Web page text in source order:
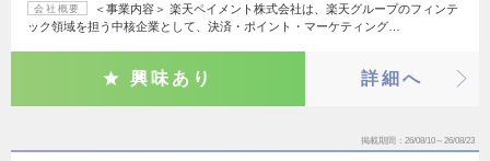
会社概要
＜事業内容＞ 楽天ペイメント株式会社は、楽天グループのフィンテ
ック領域を担う中核企業として、決済・ポイント・マーケティング…
興味あり 詳細へ
掲載期間 26/08/10～26/08/23